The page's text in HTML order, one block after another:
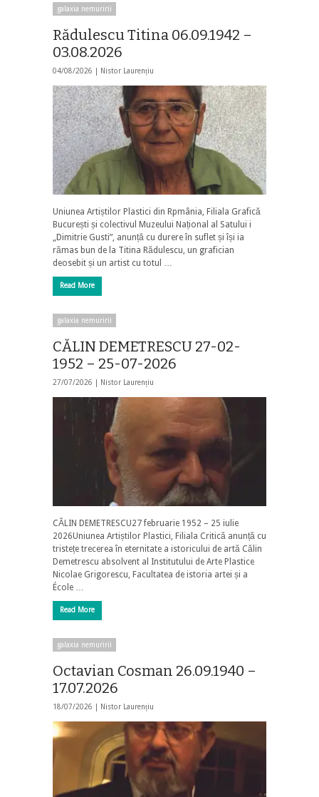
galaxia nemuririi
Rădulescu Titina 06.09.1942 –
03.08.2026
04/08/2026 | Nistor Laurențiu
Uniunea Artiștilor Plastici din Rpmânia, Filiala Grafică
București și colectivul Muzeului Național al Satului i
„Dimitrie Gusti”, anunță cu durere în suflet și își ia
rămas bun de la Titina Rădulescu, un grafician
deosebit și un artist cu totul …
Read More
galaxia nemuririi
CĂLIN DEMETRESCU 27-02-
1952 – 25-07-2026
27/07/2026 | Nistor Laurențiu
CĂLIN DEMETRESCU27 februarie 1952 – 25 iulie
2026Uniunea Artiștilor Plastici, Filiala Critică anunță cu
tristețe trecerea în eternitate a istoricului de artă Călin
Demetrescu absolvent al Institutului de Arte Plastice
Nicolae Grigorescu, Facultatea de istoria artei și a
École …
Read More
galaxia nemuririi
Octavian Cosman 26.09.1940 –
17.07.2026
18/07/2026 | Nistor Laurențiu